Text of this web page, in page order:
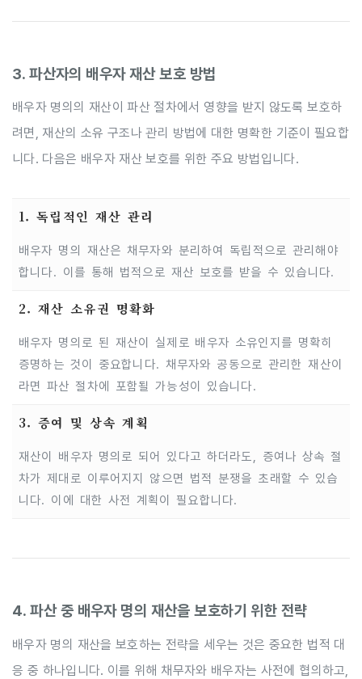
3. 파산자의 배우자 재산 보호 방법
배우자 명의의 재산이 파산 절차에서 영향을 받지 않도록 보호하
려면, 재산의 소유 구조나 관리 방법에 대한 명확한 기준이 필요합
니다. 다음은 배우자 재산 보호를 위한 주요 방법입니다.
1. 독립적인 재산 관리
배우자 명의 재산은 채무자와 분리하여 독립적으로 관리해야
합니다. 이를 통해 법적으로 재산 보호를 받을 수 있습니다.
2. 재산 소유권 명확화
배우자 명의로 된 재산이 실제로 배우자 소유인지를 명확히
증명하는 것이 중요합니다. 채무자와 공동으로 관리한 재산이
라면 파산 절차에 포함될 가능성이 있습니다.
3. 증여 및 상속 계획
재산이 배우자 명의로 되어 있다고 하더라도, 증여나 상속 절
차가 제대로 이루어지지 않으면 법적 분쟁을 초래할 수 있습
니다. 이에 대한 사전 계획이 필요합니다.
4. 파산 중 배우자 명의 재산을 보호하기 위한 전략
배우자 명의 재산을 보호하는 전략을 세우는 것은 중요한 법적 대
응 중 하나입니다. 이를 위해 채무자와 배우자는 사전에 협의하고,